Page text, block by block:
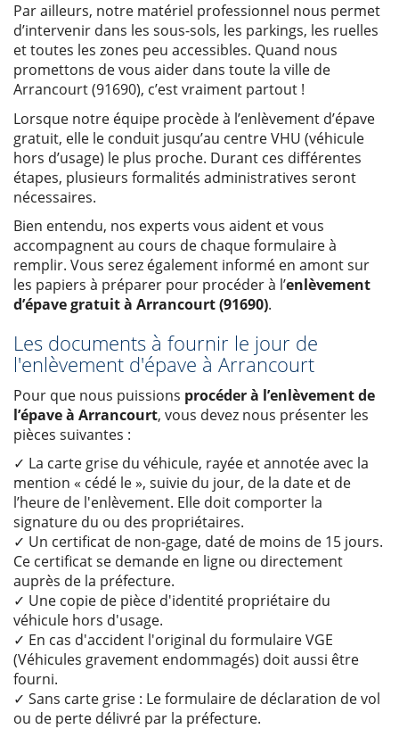
Par ailleurs, notre matériel professionnel nous permet
d’intervenir dans les sous-sols, les parkings, les ruelles
et toutes les zones peu accessibles. Quand nous
promettons de vous aider dans toute la ville de
Arrancourt (91690), c’est vraiment partout !
Lorsque notre équipe procède à l’enlèvement d’épave
gratuit, elle le conduit jusqu’au centre VHU (véhicule
hors d’usage) le plus proche. Durant ces différentes
étapes, plusieurs formalités administratives seront
nécessaires.
Bien entendu, nos experts vous aident et vous
accompagnent au cours de chaque formulaire à
remplir. Vous serez également informé en amont sur
les papiers à préparer pour procéder à l’enlèvement
d’épave gratuit à Arrancourt (91690).
Les documents à fournir le jour de
l'enlèvement d'épave à Arrancourt
Pour que nous puissions procéder à l’enlèvement de
l’épave à Arrancourt, vous devez nous présenter les
pièces suivantes :
✓ La carte grise du véhicule, rayée et annotée avec la
mention « cédé le », suivie du jour, de la date et de
l’heure de l'enlèvement. Elle doit comporter la
signature du ou des propriétaires.
✓ Un certificat de non-gage, daté de moins de 15 jours.
Ce certificat se demande en ligne ou directement
auprès de la préfecture.
✓ Une copie de pièce d'identité propriétaire du
véhicule hors d'usage.
✓ En cas d'accident l'original du formulaire VGE
(Véhicules gravement endommagés) doit aussi être
fourni.
✓ Sans carte grise : Le formulaire de déclaration de vol
ou de perte délivré par la préfecture.